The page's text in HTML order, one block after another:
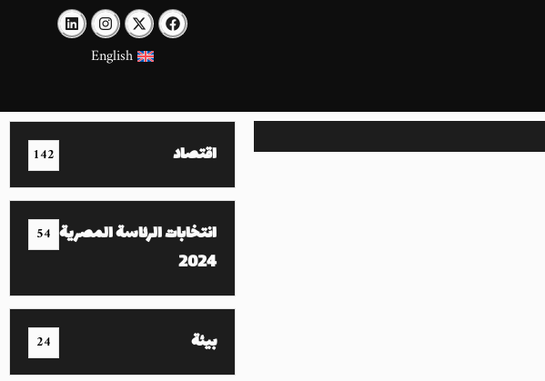
English
اقتصاد 142
انتخابات الرئاسة المصرية
2024
54
بيئة 24